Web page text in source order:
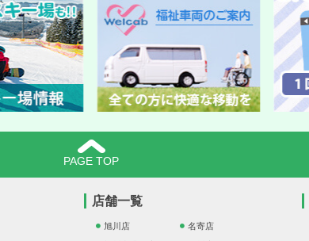
PAGE TOP
店舗一覧
旭川店
名寄店